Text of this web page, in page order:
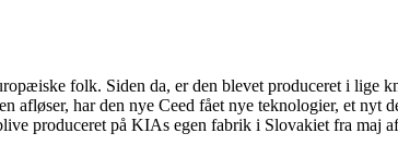
folk. Siden da, er den blevet produceret i lige
har den nye Ceed fået nye teknologier, et nyt
produceret på KIAs egen fabrik i Slovakiet fra maj